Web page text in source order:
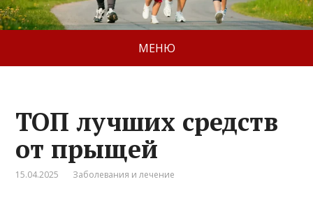
МЕНЮ
ТОП лучших средств
от прыщей
15.04.2025 Заболевания и лечение